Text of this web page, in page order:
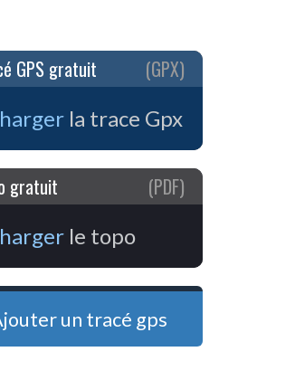
GPS gratuit (GPX)
la trace Gpx
gratuit (PDF)
le topo
un tracé gps